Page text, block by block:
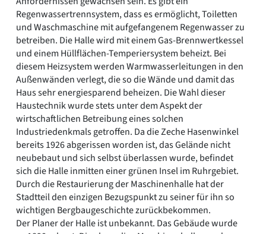
Regenwassertrennsystem, dass es ermöglicht, Toiletten
und Waschmaschine mit aufgefangenem Regenwasser zu
betreiben. Die Halle wird mit einem Gas-Brennwertkessel
und einem Hüllflächen-Temperiersystem beheizt. Bei
diesem Heizsystem werden Warmwasserleitungen in den
Außenwänden verlegt, die so die Wände und damit das
Haus sehr energiesparend beheizen. Die Wahl dieser
Haustechnik wurde stets unter dem Aspekt der
wirtschaftlichen Betreibung eines solchen
Industriedenkmals getroffen. Da die Zeche Hasenwinkel
bereits 1926 abgerissen worden ist, das Gelände nicht
neubebaut und sich selbst überlassen wurde, befindet
sich die Halle inmitten einer grünen Insel im Ruhrgebiet.
Durch die Restaurierung der Maschinenhalle hat der
Stadtteil den einzigen Bezugspunkt zu seiner für ihn so
wichtigen Bergbaugeschichte zurückbekommen.
Der Planer der Halle ist unbekannt. Das Gebäude wurde